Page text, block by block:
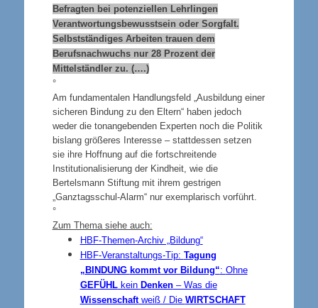
Befragten bei potenziellen Lehrlingen
Verantwortungsbewusstsein oder Sorgfalt.
Selbstständiges Arbeiten trauen dem
Berufsnachwuchs nur 28 Prozent der
Mittelständler zu. (….)
°
Am fundamentalen Handlungsfeld „Ausbildung einer
sicheren Bindung zu den Eltern“ haben jedoch
weder die tonangebenden Experten noch die Politik
bislang größeres Interesse – stattdessen setzen
sie ihre Hoffnung auf die fortschreitende
Institutionalisierung der Kindheit, wie die
Bertelsmann Stiftung mit ihrem gestrigen
„Ganztagsschul-Alarm“ nur exemplarisch vorführt.
°
Zum Thema siehe auch:
HBF-Themen-Archiv „Bildung“
HBF-Veranstaltungs-Tip: Tagung
„BINDUNG kommt vor Bildung“: Ohne
GEFÜHLkein Denken– Was die
Wissenschaftweiß / Die WIRTSCHAFT